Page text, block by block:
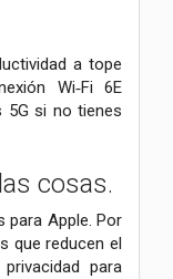
a tope
Wi‑Fi 6E
5G si no tienes
cosas.
para Apple. Por
que reducen el
para